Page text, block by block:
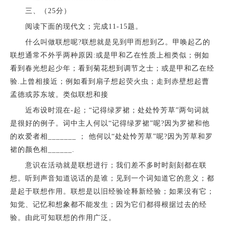
三、（25分）
阅读下面的现代文；完成11-15题。
什么叫做联想呢?联想就是见到甲而想到乙。甲唤起乙的
联想通常不外乎两种原因:或是甲和乙在性质上相类似；例如
看到春光想起少年；看到菊花想到调节之士；或是甲和乙在经
验.上曾相接近；例如看到扇子想起荧火虫；走到赤壁想起曹
孟德或苏东坡。类似联想和接
近布设时混在-起；“记得绿罗裙；处处怜芳草”两句词就
是很好的例子。词中主人何以“记得绿罗裙”呢?因为罗裙和他
的欢爱者相_______ ； 他何以“处处怜芳草”呢?因为芳草和罗
裙的颜色相______.
意识在活动就是联想进行；我们差不多时时刻刻都在联
想。听到声音知道说话的是谁；见到一个词知道它的意义；都
是起于联想作用。联想是以旧经验诠释新经验；如果没有它；
知觉、记忆和想象都不能发生；因为它们都得根据过去的经
验。由此可知联想的作用广泛。